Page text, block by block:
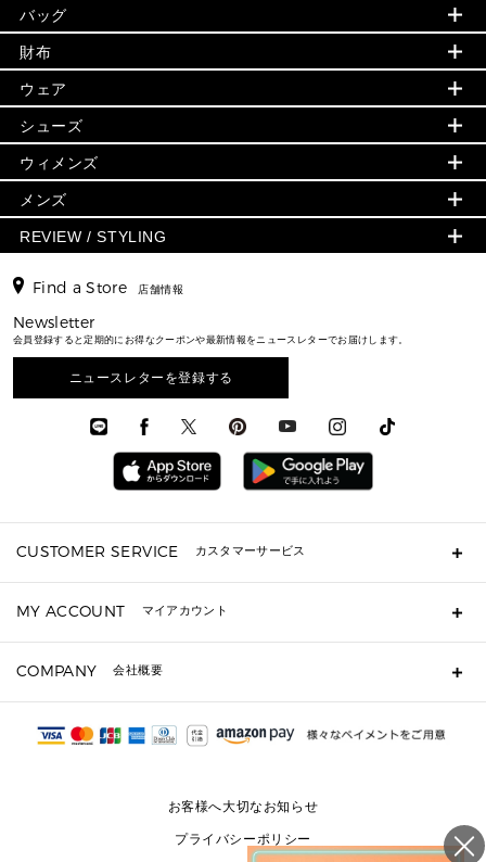
バッグ
財布
小物
シューズ・靴
ウェア
アクセサリー
時計
▶ メンズ
バッグ
ウェア
アクセサリー
再値下げアイテム
追加アイテム
旗艦店からアウトレットに入荷
▶ ウィメンズすべて(ウェア・シューズ除く)
バッグ
財布・小物
ウェア
シューズ
時計・ジュエリー
アクセサリー
メンズ バッグ
メンズ シューズ
メンズ ウェア
メンズ 時計・その他
夏のスタイル
▶ すべて
▶ ウィメンズすべて
バッグ
財布・小物
アクセサリー
フレグランス
シューズ
▶ メンズすべて
メンズバッグ
メンズ財布・小物
メンズアクセサリー
メンズウェア
バッグ
人気の定番アイテム
日本限定 - バッグ
▶ ウィメンズすべて
ハンドバッグ・サッチェル
トートバッグ
ショルダーバッグ
クロスボディ・斜め掛け
トラベル
通勤・通学アイテム
3 IN 1 / 2 IN 1 バッグ
▶ メンズすべて
財布
日本限定 - 財布・小物
▶ ウィメンズすべて
GREENWICH
ミニ財布・フラグメントケース
折り財布(二つ折り・三つ折り)
長財布
▶ メンズすべて
お財布レビュー ▸
ウェア
▶ ウィメンズすべて
トップス
スカート・パンツ
ワンピース・ドレス
ジャケット・アウター
▶ メンズすべて
シューズ
▶ ウィメンズすべて
サンダル
スニーカー
▶ メンズすべて
シューズレビュー ▸
ウィメンズ
人気の定番アイテム
▶ ウィメンズすべて
新着
日本限定
▶ バッグすべて
通勤・通学アイテム
ミニ財布・フラグメントケース
▶ 小物すべて
定期ケース・カードケース・名刺入れ
▶ シューズ・靴
サンダル
スニーカー
メンズ
▶ メンズすべて
財布・小物
時計・ジュエリー
アクセサリー
REVIEW / STYLING
▶ すべて
エディターレビュー
Find a Store 店舗情報
Newsletter
会員登録すると定期的にお得なクーポンや最新情報をニュースレターでお届けします。
ニュースレターを登録する
CUSTOMER SERVICE カスタマーサービス
ギフト用にラッピングができますか？
ショッピングバッグを購入商品分送ってもらえますか？
注文後に完了メールが受信できないのですが？
サイズ交換はできますか？
MY ACCOUNT マイアカウント
COMPANY 会社概要
会社概要
お客様へ大切なお知らせ
プライバシーポリシー